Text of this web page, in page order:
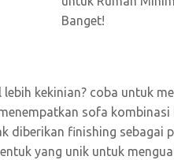
kekinian? coba untuk
sofa
diberikan finishing sebagai
yang unik untuk